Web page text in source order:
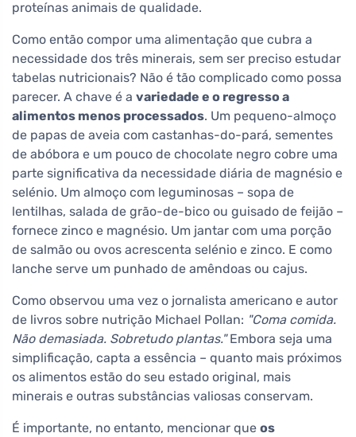
proteínas animais de qualidade.
Como então compor uma alimentação que cubra a
necessidade dos três minerais, sem ser preciso estudar
tabelas nutricionais? Não é tão complicado como possa
parecer. A chave é a variedade e o regresso a
alimentos menos processados. Um pequeno-almoço
de papas de aveia com castanhas-do-pará, sementes
de abóbora e um pouco de chocolate negro cobre uma
parte significativa da necessidade diária de magnésio e
selénio. Um almoço com leguminosas – sopa de
lentilhas, salada de grão-de-bico ou guisado de feijão –
fornece zinco e magnésio. Um jantar com uma porção
de salmão ou ovos acrescenta selénio e zinco. E como
lanche serve um punhado de amêndoas ou cajus.
Como observou uma vez o jornalista americano e autor
de livros sobre nutrição Michael Pollan: "Coma comida.
Não demasiada. Sobretudo plantas."Embora seja uma
simplificação, capta a essência – quanto mais próximos
os alimentos estão do seu estado original, mais
minerais e outras substâncias valiosas conservam.
É importante, no entanto, mencionar que os